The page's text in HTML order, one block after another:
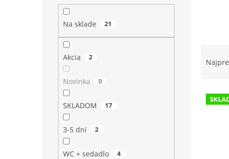
Na sklade 21
Akcia 2
Novinka 0
SKLADOM 17
3-5 dní 2
WC + sedadlo 4
nV